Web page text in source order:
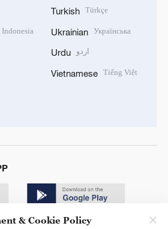
Turkish Türkçe
Ukrainian Українська
Urdu اردو
Vietnamese Tiếng Việt
& Cookie Policy